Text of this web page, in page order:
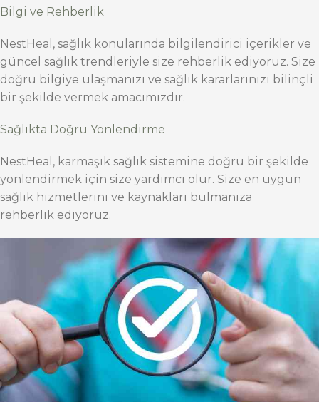
Bilgi ve Rehberlik
NestHeal, sağlık konularında bilgilendirici içerikler ve
güncel sağlık trendleriyle size rehberlik ediyoruz. Size
doğru bilgiye ulaşmanızı ve sağlık kararlarınızı bilinçli
bir şekilde vermek amacımızdır.
Sağlıkta Doğru Yönlendirme
NestHeal, karmaşık sağlık sistemine doğru bir şekilde
yönlendirmek için size yardımcı olur. Size en uygun
sağlık hizmetlerini ve kaynakları bulmanıza
rehberlik ediyoruz.